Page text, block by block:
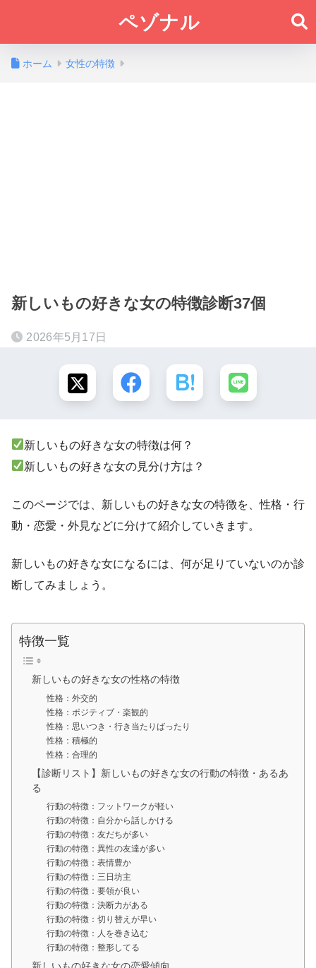
ペゾナル
ホーム 女性の特徴
新しいもの好きな女の特徴診断37個
2026年5月17日
新しいもの好きな女の特徴は何？
新しいもの好きな女の見分け方は？
このページでは、新しいもの好きな女の特徴を、性格・行
動・恋愛・外見などに分けて紹介していきます。
新しいもの好きな女になるには、何が足りていないのか診
断してみましょう。
特徴一覧
新しいもの好きな女の性格の特徴
性格：外交的
性格：ポジティブ・楽観的
性格：思いつき・行き当たりばったり
性格：積極的
性格：合理的
【診断リスト】新しいもの好きな女の行動の特徴・あるあ
る
行動の特徴：フットワークが軽い
行動の特徴：自分から話しかける
行動の特徴：友だちが多い
行動の特徴：異性の友達が多い
行動の特徴：表情豊か
行動の特徴：三日坊主
行動の特徴：要領が良い
行動の特徴：決断力がある
行動の特徴：切り替えが早い
行動の特徴：人を巻き込む
行動の特徴：整形してる